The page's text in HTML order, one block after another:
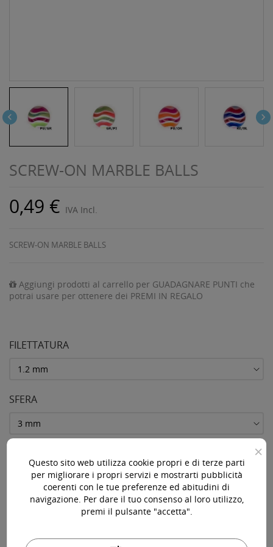
 
SCREW-ON MARBLE BALLS
0,49 € IVA Incl.
SCREW-ON MARBLE BALLS
Aggiungi prodotti al carrello per GUADAGNARE PUNTI che
potrai usare per ottenere dei PREMI IN REGALO
FILETTATURA
SFERA
×
Questo sito web utilizza cookie propri e di terze parti
per migliorare i propri servizi e mostrarti pubblicità
coerenti con le tue preferenze ed abitudini di
navigazione. Per dare il tuo consenso al loro utilizzo,
premi il pulsante "accetta".